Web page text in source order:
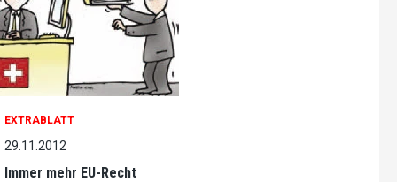
EXTRABLATT
29.11.2012
Immer mehr EU-Recht